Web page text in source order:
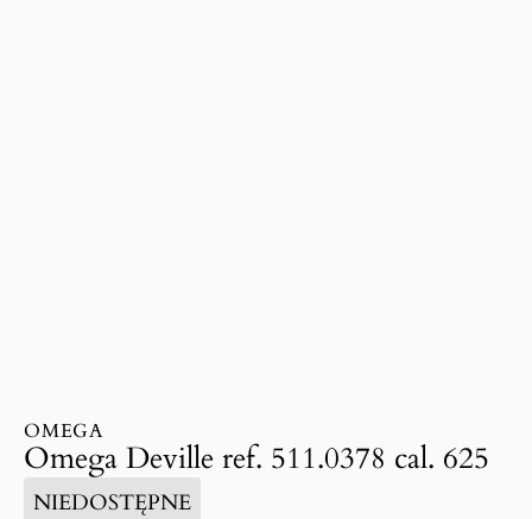
OMEGA
Omega Deville ref. 511.0378 cal. 625
NIEDOSTĘPNE